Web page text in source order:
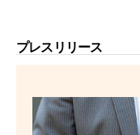
プレスリリース